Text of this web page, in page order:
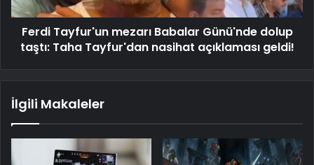
Ferdi Tayfur'un mezarı Babalar Günü'nde dolup
taştı: Taha Tayfur'dan nasihat açıklaması geldi!
İlgili Makaleler